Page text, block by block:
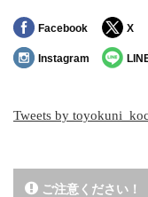
Facebook X
Instagram
Tweets by
ご注意ください！